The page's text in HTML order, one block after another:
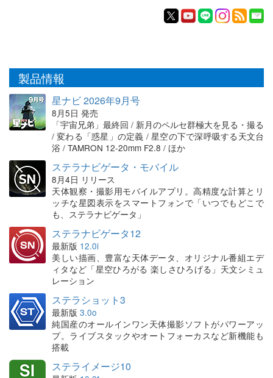
製品情報
星ナビ 2026年9月号
8月5日 発売
「宇宙兄弟」最終回 / 新月のペルセ群極大を見る・撮る
/ 変わる「惑星」の定義 / 星空の下で深呼吸する天文台
浴 / TAMRON 12-20mm F2.8 / ほか
ステラナビゲータ・モバイル
8月4日 リリース
天体観察・撮影用モバイルアプリ。高精度な計算とリ
ッチな星図表示をスマートフォンで「いつでもどこで
も、ステラナビゲータ」
ステラナビゲータ12
最新版 12.0i
美しい描画、豊富な天体データ、オリジナル番組エデ
ィタなど「星空ひろがる 楽しさひろげる」天文シミュ
レーション
ステラショット3
最新版 3.0o
純国産のオールインワン天体撮影ソフトがパワーアッ
プ。ライブスタックやオートフォーカスなど新機能も
搭載
ステライメージ10